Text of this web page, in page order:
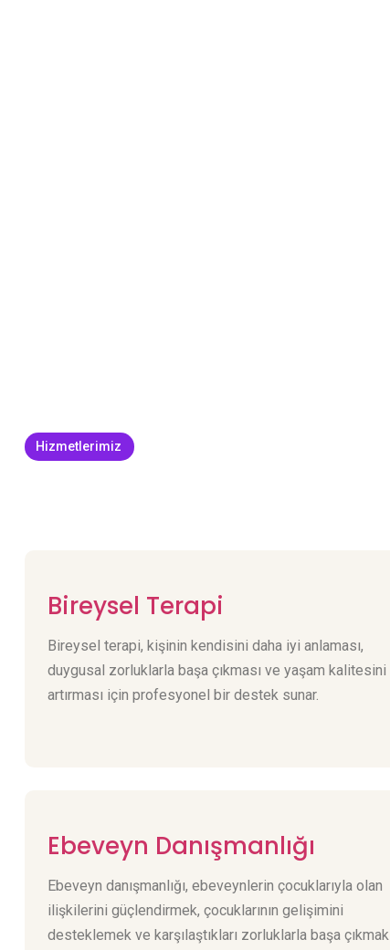
Hizmetlerimiz
Bireysel Terapi
Bireysel terapi, kişinin kendisini daha iyi anlaması,
duygusal zorluklarla başa çıkması ve yaşam kalitesini
artırması için profesyonel bir destek sunar.
Ebeveyn Danışmanlığı
Ebeveyn danışmanlığı, ebeveynlerin çocuklarıyla olan
ilişkilerini güçlendirmek, çocuklarının gelişimini
desteklemek ve karşılaştıkları zorluklarla başa çıkmak